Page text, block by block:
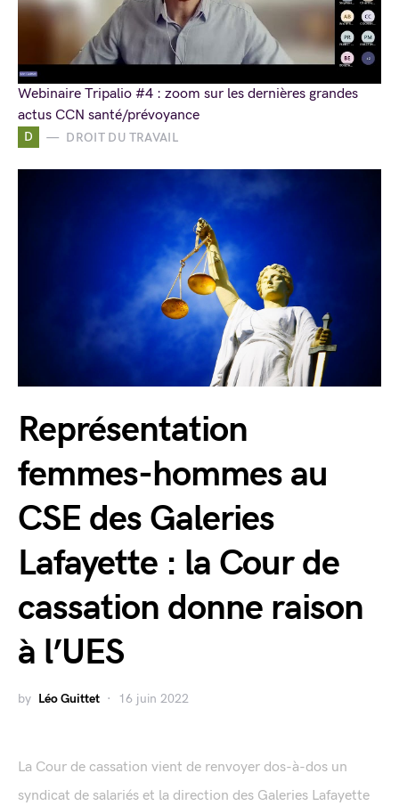
D DROIT DU TRAVAIL
Représentation
femmes-hommes au
CSE des Galeries
Lafayette : la Cour de
cassation donne raison
à l’UES
by Léo Guittet 16 juin 2022
La Cour de cassation vient de renvoyer dos-à-dos un
syndicat de salariés et la direction des Galeries Lafayette
Webinaire Tripalio #4 : zoom sur les dernières grandes
actus CCN santé/prévoyance